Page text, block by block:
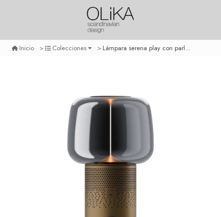
Inicio Colecciones Lámpara serena play con parlante jbl - bronze